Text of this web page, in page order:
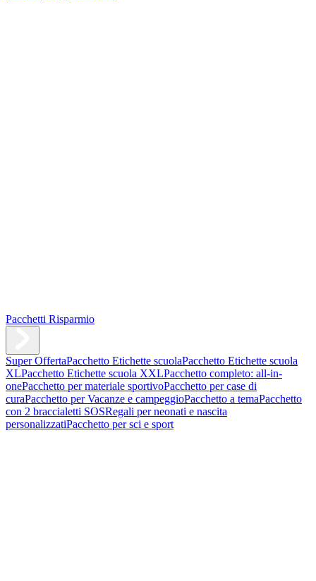
Pacchetti Risparmio
Super OffertaPacchetto Etichette scuolaPacchetto Etichette scuola
XLPacchetto Etichette scuola XXLPacchetto completo: all-in-
onePacchetto per materiale sportivoPacchetto per case di
curaPacchetto per Vacanze e campeggioPacchetto a temaPacchetto
con 2 braccialetti SOSRegali per neonati e nascita
personalizzatiPacchetto per sci e sport